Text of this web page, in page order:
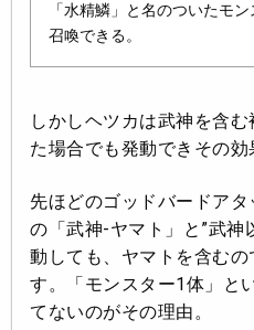
「水精鱗」と名のついたモ
召喚できる。
しかしヘツカは武神を含
た場合でも発動できその効
先ほどのゴッドバードア
の「武神-ヤマト」と”武神
動しても、ヤマトを含む
す。「モンスター1体」と
てないのがその理由。